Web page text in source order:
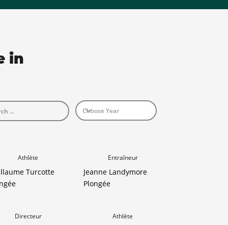
in
Athlète
Turcotte
Entraîneur
Jeanne Landymore
Plongée
Directeur Athlète